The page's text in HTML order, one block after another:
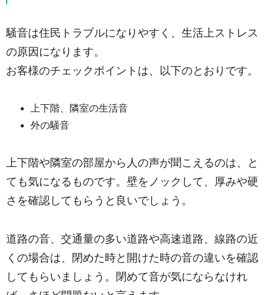
騒音は住民トラブルになりやすく、生活上ストレス
の原因になります。
お客様のチェックポイントは、以下のとおりです。
上下階、隣室の生活音
外の騒音
上下階や隣室の部屋から人の声が聞こえるのは、と
ても気になるものです。 壁をノックして、厚みや硬
さを確認してもらうと良いでしょう。
道路の音、交通量の多い道路や高速道路、線路の近
くの場合は、閉めた時と開けた時の音の違いを確認
してもらいましょう。 閉めて音が気にならなけれ